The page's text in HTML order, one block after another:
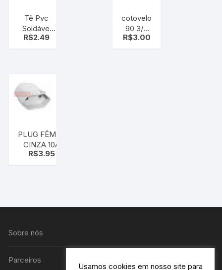
Tê Pvc
Soldável
com Rosca
R$2.49
cotovelo
90 3/4
Marrom
R$3.00
PLUG FÊMEA
CINZA 10A
250V 2 PINOS
R$3.95
Sobre nós
Parceiros
Usamos cookies em nosso site para